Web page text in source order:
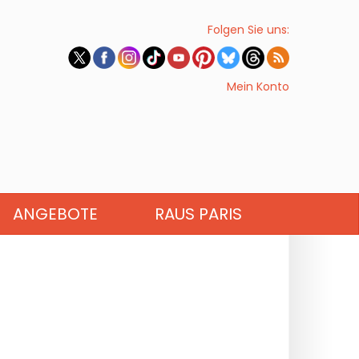
Folgen Sie uns:
Mein Konto
ANGEBOTE RAUS PARIS